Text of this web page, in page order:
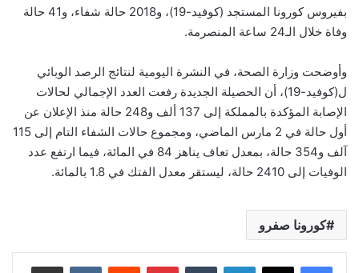
بفيروس كورونا المستجد (كوفيد-19)، و2018 حالة شفاء، و41 حالة
وفاة خلال الـ24 ساعة المنصرمة.
وأوضحت وزارة الصحة، في النشرة اليومية لنتائج الرصد الوبائي
ل(كوفيد-19)، أن الحصيلة الجديدة رفعت العدد الإجمالي لحالات
الإصابة المؤكدة بالمملكة إلى 137 ألف و248 حالة منذ الإعلان عن
أول حالة في 2 مارس الماضي، ومجموع حالات الشفاء التام إلى 115
آلف و354 حالة، بمعدل تعاف يناهز 84 في المائة، فيما ارتفع عدد
الوفيات إلى 2410 حالة، ليستقر معدل الفتك في 1.8 بالمائة.
كورونا صفرو
لينكدإن بينتيريست مشاركة عبر البريد